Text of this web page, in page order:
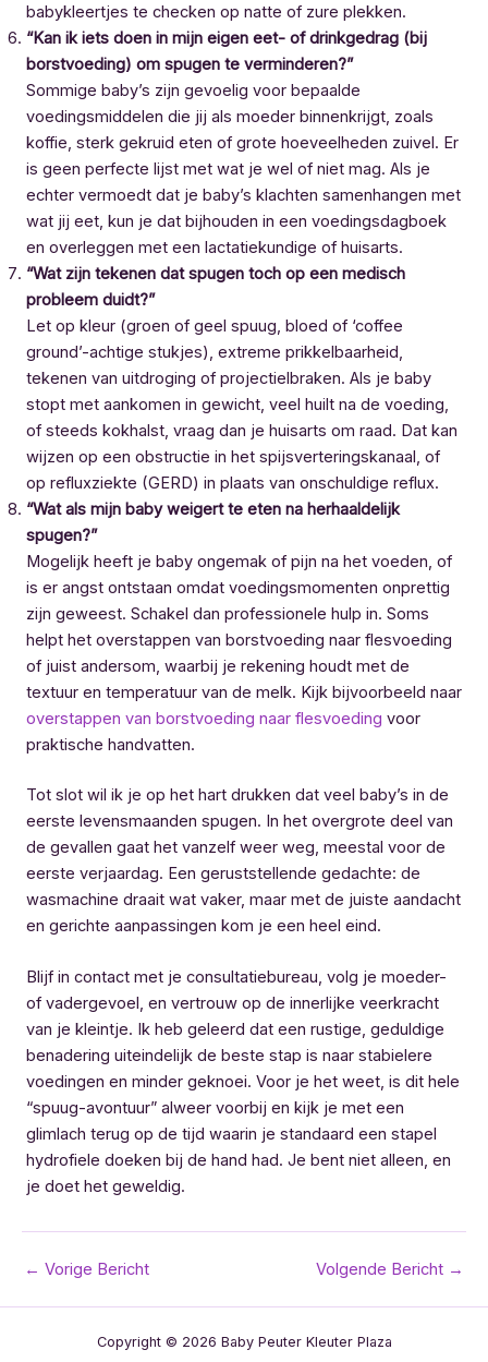
babykleertjes te checken op natte of zure plekken.
“Kan ik iets doen in mijn eigen eet- of drinkgedrag (bij
borstvoeding) om spugen te verminderen?”
Sommige baby’s zijn gevoelig voor bepaalde
voedingsmiddelen die jij als moeder binnenkrijgt, zoals
koffie, sterk gekruid eten of grote hoeveelheden zuivel. Er
is geen perfecte lijst met wat je wel of niet mag. Als je
echter vermoedt dat je baby’s klachten samenhangen met
wat jij eet, kun je dat bijhouden in een voedingsdagboek
en overleggen met een lactatiekundige of huisarts.
“Wat zijn tekenen dat spugen toch op een medisch
probleem duidt?”
Let op kleur (groen of geel spuug, bloed of ‘coffee
ground’-achtige stukjes), extreme prikkelbaarheid,
tekenen van uitdroging of projectielbraken. Als je baby
stopt met aankomen in gewicht, veel huilt na de voeding,
of steeds kokhalst, vraag dan je huisarts om raad. Dat kan
wijzen op een obstructie in het spijsverteringskanaal, of
op refluxziekte (GERD) in plaats van onschuldige reflux.
“Wat als mijn baby weigert te eten na herhaaldelijk
spugen?”
Mogelijk heeft je baby ongemak of pijn na het voeden, of
is er angst ontstaan omdat voedingsmomenten onprettig
zijn geweest. Schakel dan professionele hulp in. Soms
helpt het overstappen van borstvoeding naar flesvoeding
of juist andersom, waarbij je rekening houdt met de
textuur en temperatuur van de melk. Kijk bijvoorbeeld naar
overstappen van borstvoeding naar flesvoeding voor
praktische handvatten.
Tot slot wil ik je op het hart drukken dat veel baby’s in de
eerste levensmaanden spugen. In het overgrote deel van
de gevallen gaat het vanzelf weer weg, meestal voor de
eerste verjaardag. Een geruststellende gedachte: de
wasmachine draait wat vaker, maar met de juiste aandacht
en gerichte aanpassingen kom je een heel eind.
Blijf in contact met je consultatiebureau, volg je moeder-
of vadergevoel, en vertrouw op de innerlijke veerkracht
van je kleintje. Ik heb geleerd dat een rustige, geduldige
benadering uiteindelijk de beste stap is naar stabielere
voedingen en minder geknoei. Voor je het weet, is dit hele
“spuug-avontuur” alweer voorbij en kijk je met een
glimlach terug op de tijd waarin je standaard een stapel
hydrofiele doeken bij de hand had. Je bent niet alleen, en
je doet het geweldig.
Bericht
← Vorige Bericht Volgende Bericht →
Copyright © 2026 Baby Peuter Kleuter Plaza